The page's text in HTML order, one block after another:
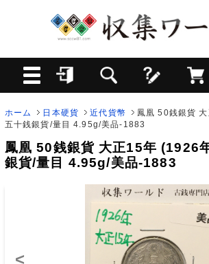
ホーム 日本硬貨 近代貨幣
鳳凰 50銭銀貨
五十銭銀貨/量目 4.95g/美品-1883
鳳凰 50銭銀貨 大正15年 (1926
銀貨/量目 4.95g/美品-1883
<